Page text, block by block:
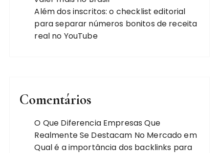
Além dos inscritos: o checklist editorial
para separar números bonitos de receita
real no YouTube
Comentários
O Que Diferencia Empresas Que
Realmente Se Destacam No Mercadoem
Qual é a importância dos backlinks para